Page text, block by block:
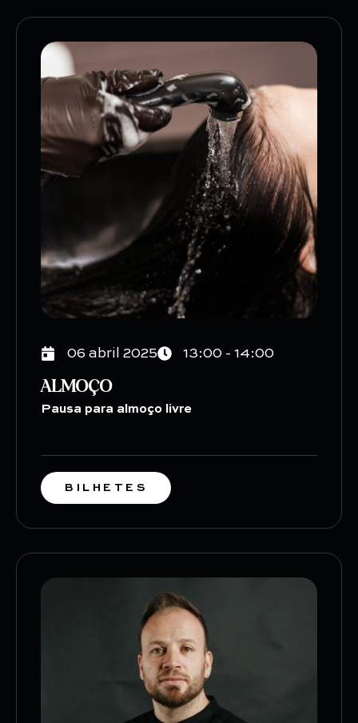
06 abril 2025 13:00 - 14:00
ALMOÇO
Pausa para almoço livre
BILHETES